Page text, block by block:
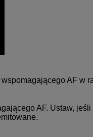
AF w
AF. Ustaw,